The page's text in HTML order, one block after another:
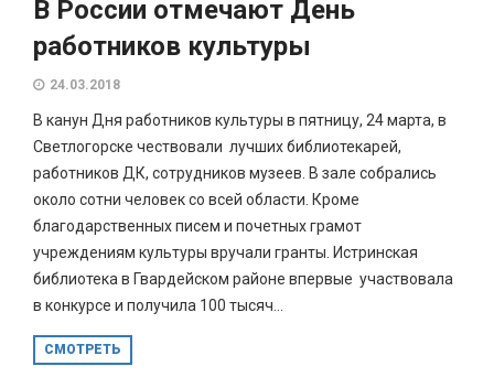
В России отмечают День
работников культуры
24.03.2018
В канун Дня работников культуры в пятницу, 24 марта, в
Светлогорске чествовали лучших библиотекарей,
работников ДК, сотрудников музеев. В зале собрались
около сотни человек со всей области. Кроме
благодарственных писем и почетных грамот
учреждениям культуры вручали гранты. Истринская
библиотека в Гвардейском районе впервые участвовала
в конкурсе и получила 100 тысяч...
СМОТРЕТЬ